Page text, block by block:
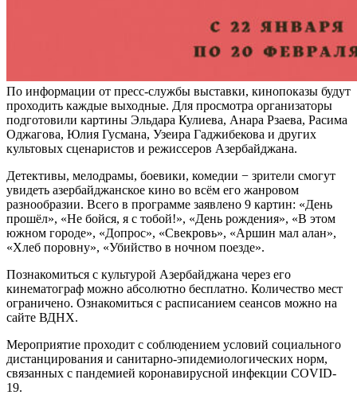
По информации от пресс-службы выставки, кинопоказы будут
проходить каждые выходные. Для просмотра организаторы
подготовили картины Эльдара Кулиева, Анара Рзаева, Расима
Оджагова, Юлия Гусмана, Узеира Гаджибекова и других
культовых сценаристов и режиссеров Азербайджана.
Детективы, мелодрамы, боевики, комедии − зрители смогут
увидеть азербайджанское кино во всём его жанровом
разнообразии. Всего в программе заявлено 9 картин: «День
прошёл», «Не бойся, я с тобой!», «День рождения», «В этом
южном городе», «Допрос», «Свекровь», «Аршин мал алан»,
«Хлеб поровну», «Убийство в ночном поезде».
Познакомиться с культурой Азербайджана через его
кинематограф можно абсолютно бесплатно. Количество мест
ограничено. Ознакомиться с расписанием сеансов можно на
сайте ВДНХ.
Мероприятие проходит с соблюдением условий социального
дистанцирования и санитарно-эпидемиологических норм,
связанных с пандемией коронавирусной инфекции COVID-
19.